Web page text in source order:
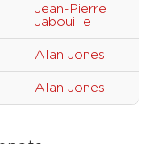
Jean-Pierre
Jabouille
Alan Jones
Alan Jones